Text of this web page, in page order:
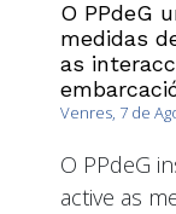
O PPdeG
medidas
as
Venres, 7 de
O PPdeG
active as